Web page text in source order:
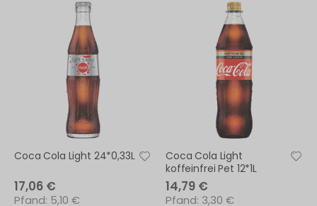
Coca Cola Light 24*0,33L
17,06 €
5,10 €
Coca Cola Light
koffeinfrei Pet 12*1L
14,79 €
3,30 €